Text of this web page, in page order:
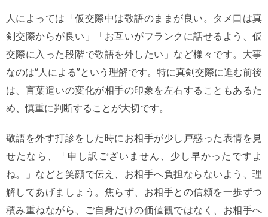
人によっては「仮交際中は敬語のままが良い。タメ口は真
剣交際からが良い」「お互いがフランクに話せるよう、仮
交際に入った段階で敬語を外したい」など様々です。大事
なのは“人による”という理解です。特に真剣交際に進む前後
は、言葉遣いの変化が相手の印象を左右することもあるた
め、慎重に判断することが大切です。
敬語を外す打診をした時にお相手が少し戸惑った表情を見
せたなら、「申し訳ございません、少し早かったですよ
ね。」などと笑顔で伝え、お相手へ負担ならないよう、理
解してあげましょう。焦らず、お相手との信頼を一歩ずつ
積み重ねながら、ご自身だけの価値観ではなく、お相手へ